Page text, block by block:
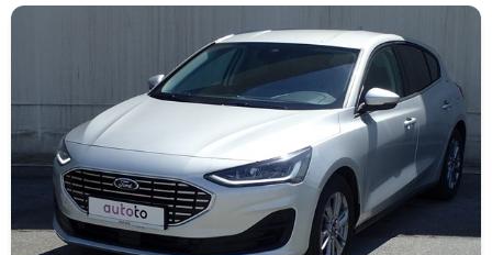
Nova lokacija - Slavonska
avenija 102, Resnik
Brza pretraga Napredna pretraga
Traži